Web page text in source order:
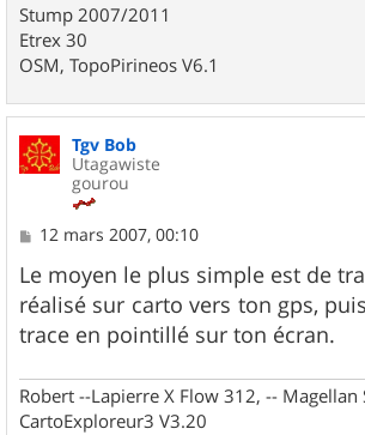
Stump 2007/2011
Etrex 30
OSM, TopoPirineos V6.1
Tgv Bob
Utagawiste
gourou
M
s
s
a
g
e
12 mars 2007, 00:10
Le moyen le plus simple est de
réalisé sur carto vers ton gps,
trace en pointillé sur ton écran.
Robert --Lapierre X Flow 312, --
CartoExploreur3 V3.20